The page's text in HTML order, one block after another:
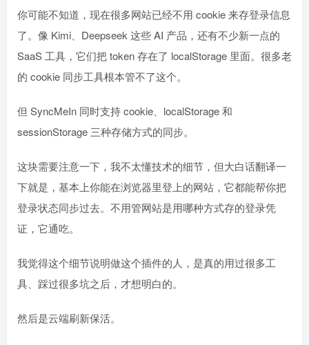
你可能不知道，现在很多网站已经不用 cookie 来存登录信息
了。像 Kimi、Deepseek 这些 AI 产品，还有不少新一点的
SaaS 工具，它们把 token 存在了 localStorage 里面。很多老
的 cookie 同步工具根本管不了这个。
但 SyncMeIn 同时支持 cookie、localStorage 和
sessionStorage 三种存储方式的同步。
这块需要注意一下，我不太懂技术的细节，但大白话翻译一
下就是，基本上你能在浏览器里登上的网站，它都能帮你把
登录状态同步过去。不用管网站是用哪种方式存的登录凭
证，它通吃。
我觉得这个细节说明做这个插件的人，是真的用过很多工
具、踩过很多坑之后，才想明白的。
然后是云端刷新保活。